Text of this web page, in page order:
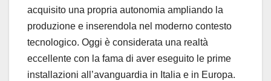
acquisito una propria autonomia ampliando la
produzione e inserendola nel moderno contesto
tecnologico. Oggi è considerata una realtà
eccellente con la fama di aver eseguito le prime
installazioni all’avanguardia in Italia e in Europa.